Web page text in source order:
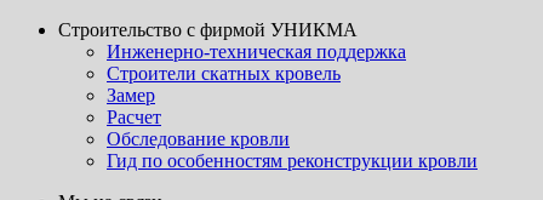
Строительство с фирмой УНИКМА
Инженерно-техническая поддержка
Строители скатных кровель
Замер
Расчет
Обследование кровли
Гид по особенностям реконструкции кровли